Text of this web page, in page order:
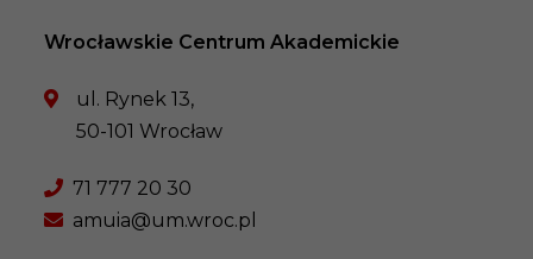
Wrocławskie Centrum Akademickie
ul. Rynek 13,
50-101 Wrocław
71 777 20 30
amuia@um.wroc.pl